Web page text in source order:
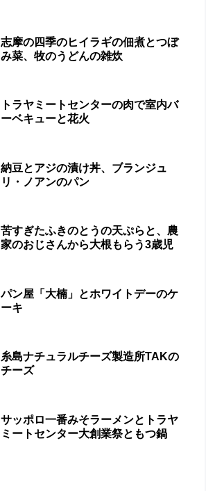
志摩の四季のヒイラギの佃煮とつぼ
み菜、牧のうどんの雑炊
トラヤミートセンターの肉で室内バ
ーベキューと花火
納豆とアジの漬け丼、ブランジュ
リ・ノアンのパン
苦すぎたふきのとうの天ぷらと、農
家のおじさんから大根もらう3歳児
パン屋「大楠」とホワイトデーのケ
ーキ
糸島ナチュラルチーズ製造所TAKの
チーズ
サッポロ一番みそラーメンとトラヤ
ミートセンター大創業祭ともつ鍋